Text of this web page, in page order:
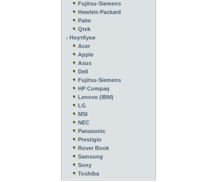
Fujitsu-Siemens
Hewlett-Packard
Palm
Qtek
Ноутбуки
Acer
Apple
Asus
Dell
Fujitsu-Siemens
HP Compaq
Lenovo (IBM)
LG
MSI
NEC
Panasonic
Prestigio
Rover Book
Samsung
Sony
Toshiba